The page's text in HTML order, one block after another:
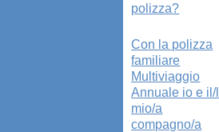
polizza?
Con la polizza
familiare
Multiviaggio
Annuale io e il/
mio/a
compagno/a